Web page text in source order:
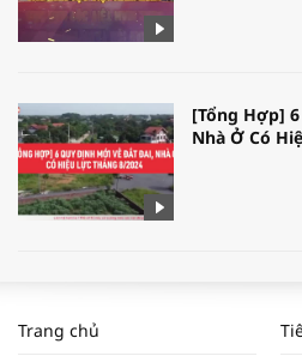
[Tổng Hợp]
Nhà Ở Có
ĐẬP THỊ
Trang chủ